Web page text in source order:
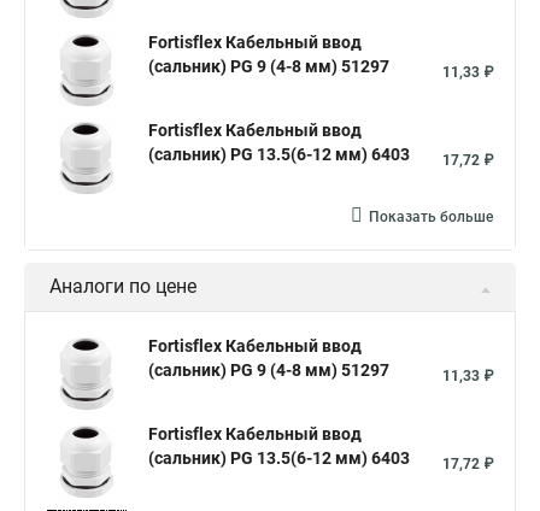
Fortisflex Кабельный ввод
(сальник) PG 9 (4-8 мм) 51297
11,33 ₽
Fortisflex Кабельный ввод
(сальник) PG 13.5(6-12 мм) 6403
17,72 ₽
Показать больше
Аналоги по цене
Fortisflex Кабельный ввод
(сальник) PG 9 (4-8 мм) 51297
11,33 ₽
Fortisflex Кабельный ввод
(сальник) PG 13.5(6-12 мм) 6403
17,72 ₽